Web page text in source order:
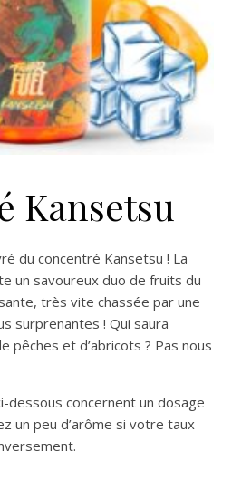
Kansetsu
du concentré Kansetsu ! La
un savoureux duo de fruits du
très vite chassée par une
surprenantes ! Qui saura
pêches et d’abricots ? Pas nous
dessous concernent un dosage
un peu d’arôme si votre taux